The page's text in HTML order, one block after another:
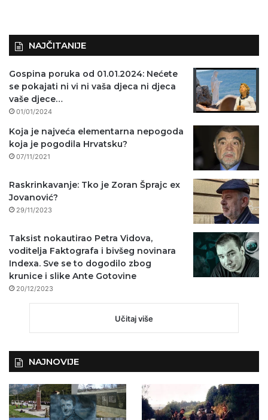
NAJČITANIJE
Gospina poruka od 01.01.2024: Nećete
se pokajati ni vi ni vaša djeca ni djeca
vaše djece…
01/01/2024
Koja je najveća elementarna nepogoda
koja je pogodila Hrvatsku?
07/11/2021
Raskrinkavanje: Tko je Zoran Šprajc ex
Jovanović?
29/11/2023
Taksist nokautirao Petra Vidova,
voditelja Faktografa i bivšeg novinara
Indexa. Sve se to dogodilo zbog
krunice i slike Ante Gotovine
20/12/2023
Učitaj više
NAJNOVIJE